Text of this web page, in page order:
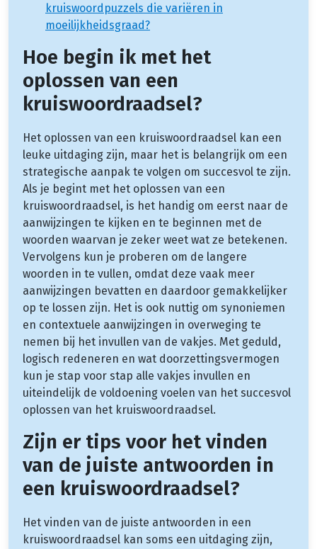
kruiswoordpuzzels die variëren in
moeilijkheidsgraad?
Hoe begin ik met het
oplossen van een
kruiswoordraadsel?
Het oplossen van een kruiswoordraadsel kan een
leuke uitdaging zijn, maar het is belangrijk om een
strategische aanpak te volgen om succesvol te zijn.
Als je begint met het oplossen van een
kruiswoordraadsel, is het handig om eerst naar de
aanwijzingen te kijken en te beginnen met de
woorden waarvan je zeker weet wat ze betekenen.
Vervolgens kun je proberen om de langere
woorden in te vullen, omdat deze vaak meer
aanwijzingen bevatten en daardoor gemakkelijker
op te lossen zijn. Het is ook nuttig om synoniemen
en contextuele aanwijzingen in overweging te
nemen bij het invullen van de vakjes. Met geduld,
logisch redeneren en wat doorzettingsvermogen
kun je stap voor stap alle vakjes invullen en
uiteindelijk de voldoening voelen van het succesvol
oplossen van het kruiswoordraadsel.
Zijn er tips voor het vinden
van de juiste antwoorden in
een kruiswoordraadsel?
Het vinden van de juiste antwoorden in een
kruiswoordraadsel kan soms een uitdaging zijn,